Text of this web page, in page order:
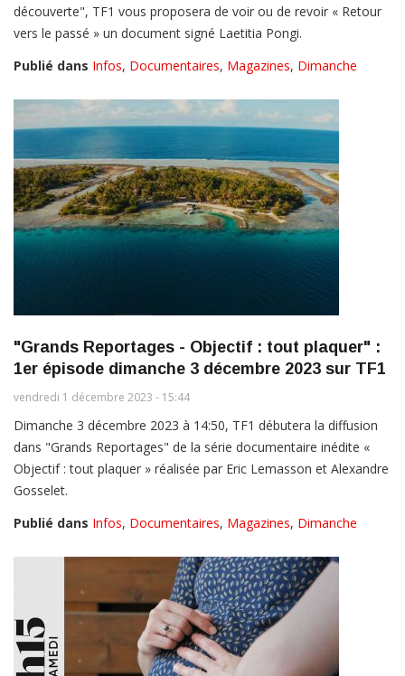
découverte", TF1 vous proposera de voir ou de revoir « Retour
vers le passé » un document signé Laetitia Pongi.
Publié dans Infos, Documentaires, Magazines, Dimanche
"Grands Reportages - Objectif : tout plaquer" :
1er épisode dimanche 3 décembre 2023 sur TF1
vendredi 1 décembre 2023 - 15:44
Dimanche 3 décembre 2023 à 14:50, TF1 débutera la diffusion
dans "Grands Reportages" de la série documentaire inédite «
Objectif : tout plaquer » réalisée par Eric Lemasson et Alexandre
Gosselet.
Publié dans Infos, Documentaires, Magazines, Dimanche